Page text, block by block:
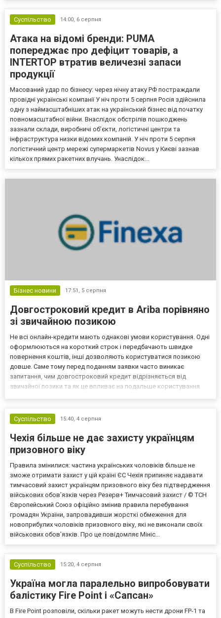
Суспільство
14:00, 6 серпня
Атака на відомі бренди: PUMA
попереджає про дефіцит товарів, а
INTERTOP втратив величезні запаси
продукції
Масований удар по бізнесу: через нічну атаку РФ постраждали
провідні українські компанії У ніч проти 5 серпня Росія здійснила
одну з наймасштабніших атак на український бізнес від початку
повномасштабної війни. Внаслідок обстрілів пошкоджень
зазнали склади, виробничі об’єкти, логістичні центри та
інфраструктура низки відомих компаній. У ніч проти 5 серпня
логістичний центр мережі супермаркетів Novus у Києві зазнав
кількох прямих ракетних влучань. Унаслідок...
Бізнес новини 17:51, 5 серпня
Довгостроковий кредит в Ariba порівняно
зі звичайною позикою
Не всі онлайн-кредити мають однакові умови користування. Одні
оформлюються на короткий строк і передбачають швидке
повернення коштів, інші дозволяють користуватися позикою
довше. Саме тому перед поданням заявки часто виникає
запитання, чим довгостроковий кредит відрізняється від
звичайної позики та як це впливає на подальше користування
у...Суспільство 15:40, 4 серпня
Чехія більше не дає захисту українцям
призовного віку
Правила змінилися: частина українських чоловіків більше не
зможе отримати захист у цій країні ЄС Чехія припиняє надавати
тимчасовий захист українцям призовного віку без підтвердження
військових обов’язків через Резерв+ Тимчасовий захист / © ТСН
Європейський Союз офіційно змінив правила перебування
громадян України, запровадивши жорсткі обмеження для
новоприбулих чоловіків призовного віку, які не виконали своїх
військових обов’язків. Про це повідомляє Мініс...
Суспільство 15:20, 4 серпня
Україна могла паралельно випробовувати
балістику Fire Point і «Сапсан»
В Fire Point розповіли, скільки ракет можуть нести дрони FP-1 та